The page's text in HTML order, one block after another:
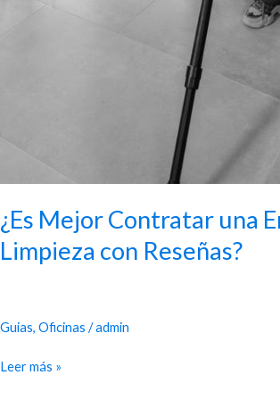
¿Es Mejor Contratar una
Limpieza con Reseñas?
Guias, Oficinas /admin
Leer más »